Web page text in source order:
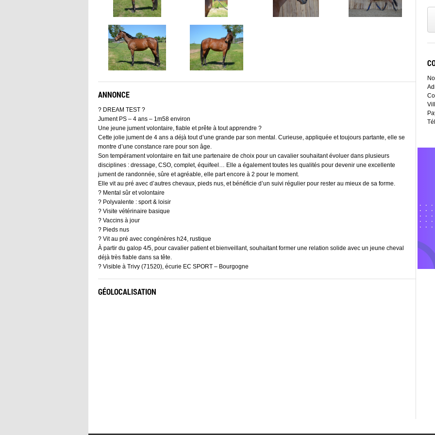
ANNONCE
? DREAM TEST ?
Jument PS – 4 ans – 1m58 environ
Une jeune jument volontaire, fiable et prête à tout apprendre ?
Cette jolie jument de 4 ans a déjà tout d’une grande par son mental. Curieuse, appliquée et toujours partante, elle se
montre d’une constance rare pour son âge.
Son tempérament volontaire en fait une partenaire de choix pour un cavalier souhaitant évoluer dans plusieurs
disciplines : dressage, CSO, complet, équifeel… Elle a également toutes les qualités pour devenir une excellente
jument de randonnée, sûre et agréable, elle part encore à 2 pour le moment.
Elle vit au pré avec d’autres chevaux, pieds nus, et bénéficie d’un suivi régulier pour rester au mieux de sa forme.
? Mental sûr et volontaire
? Polyvalente : sport & loisir
? Visite vétérinaire basique
? Vaccins à jour
? Pieds nus
? Vit au pré avec congénères h24, rustique
À partir du galop 4/5, pour cavalier patient et bienveillant, souhaitant former une relation solide avec un jeune cheval
déjà très fiable dans sa tête.
? Visible à Trivy (71520), écurie EC SPORT – Bourgogne
GÉOLOCALISATION